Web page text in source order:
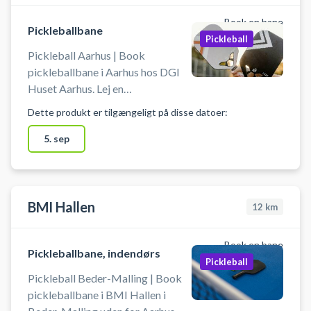
Book en bane
Pickleballbane
Pickleball Aarhus | Book
pickleballbane i Aarhus hos DGI
Huset Aarhus. Lej en
Aarhus C på DGI Husets
pickleballbaner i midten af byen.
Der er mulighed for at leje bat og
købe bolde i DGI huset.
Pickleball
Dette produkt er tilgængeligt på disse datoer:
5. sep
BMI Hallen 12 km
Book en bane
Pickleballbane, indendørs
Pickleball Beder-Malling | Book
pickleballbane i BMI Hallen i
Pickleball